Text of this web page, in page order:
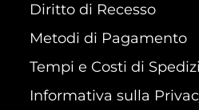
Diritto di Recesso
Metodi di Pagamento
Tempi e Costi di
Informativa sulla